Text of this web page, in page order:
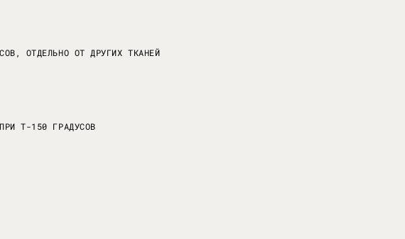
ОТДЕЛЬНО ОТ ДРУГИХ ТКАНЕЙ
Т-150 ГРАДУСОВ